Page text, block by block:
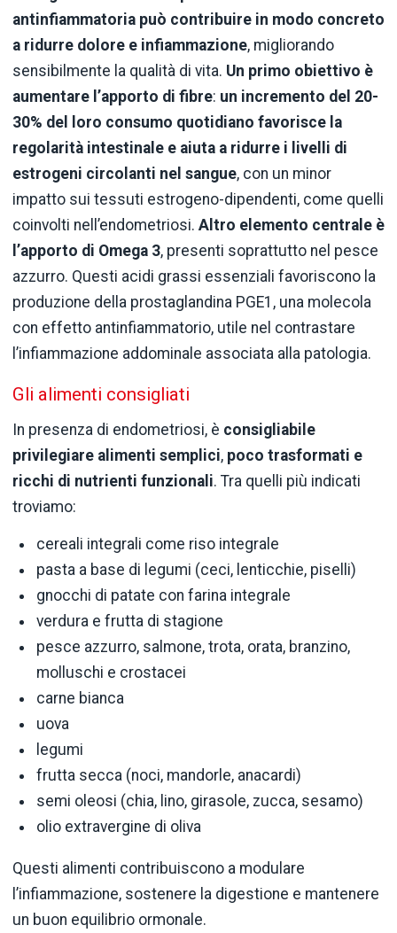
antinfiammatoria può contribuire in modo concreto
a ridurre dolore e infiammazione, migliorando
sensibilmente la qualità di vita. Un primo obiettivo è
aumentare l’apporto di fibre: un incremento del 20-
30% del loro consumo quotidiano favorisce la
regolarità intestinale e aiuta a ridurre i livelli di
estrogeni circolanti nel sangue, con un minor
impatto sui tessuti estrogeno-dipendenti, come quelli
coinvolti nell’endometriosi. Altro elemento centrale è
l’apporto di Omega 3, presenti soprattutto nel pesce
azzurro. Questi acidi grassi essenziali favoriscono la
produzione della prostaglandina PGE1, una molecola
con effetto antinfiammatorio, utile nel contrastare
l’infiammazione addominale associata alla patologia.
Gli alimenti consigliati
In presenza di endometriosi, è consigliabile
privilegiare alimenti semplici, poco trasformati e
ricchi di nutrienti funzionali. Tra quelli più indicati
troviamo:
cereali integrali come riso integrale
pasta a base di legumi (ceci, lenticchie, piselli)
gnocchi di patate con farina integrale
verdura e frutta di stagione
pesce azzurro, salmone, trota, orata, branzino,
molluschi e crostacei
carne bianca
uova
legumi
frutta secca (noci, mandorle, anacardi)
semi oleosi (chia, lino, girasole, zucca, sesamo)
olio extravergine di oliva
Questi alimenti contribuiscono a modulare
l’infiammazione, sostenere la digestione e mantenere
un buon equilibrio ormonale.